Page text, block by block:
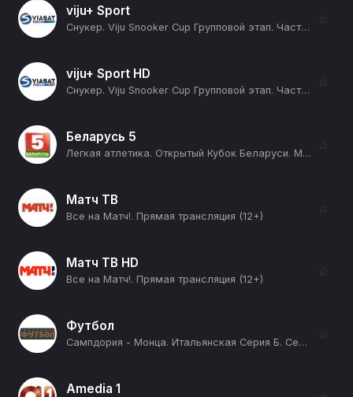
viju+ Sport
Снукер. Viju Snooker Cup Групповой этап. Часть 7. Группа A. Группа B. Алексей Корень - Андрей Карасов. Диана Миронова - Микаэл Нерсисян (12+)
☆
viju+ Sport HD
Снукер. Viju Snooker Cup Групповой этап. Часть 9 Группа A: Андрей Гладык - Арсений Королев. Группа B: Микаэл Нерсисян - Иван Каковский (12+)
☆
Беларусь 5
Легкая атлетика. Открытый Кубок Беларуси. Минск (12+)
☆
Матч ТВ
Все на Матч!. Прямая трансляция (12+)
☆
Матч ТВ HD
Все на Матч!. Прямая трансляция (12+)
☆
Футбол
Сампдория - Монца. Итальянская Серия Б. Сезон 25/26 (12+)
☆
Amedia 1